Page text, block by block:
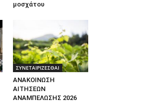
μοσχάτου
ΣΥΝΕΤΑΙΡΙΖΕΣΘΑΙ
ΑΝΑΚΟΙΝΩΣΗ
ΑΙΤΗΣΕΩΝ
ΑΝΑΜΠΕΛΩΣΗΣ 2026